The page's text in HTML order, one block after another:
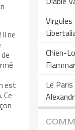
ne
est
Ce
Chien-
Le